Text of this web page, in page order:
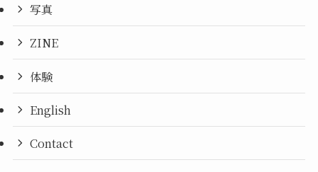
写真
ZINE
体験
English
Contact